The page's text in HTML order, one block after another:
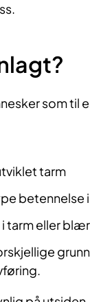
som til
tarm
betennelse
tarm eller